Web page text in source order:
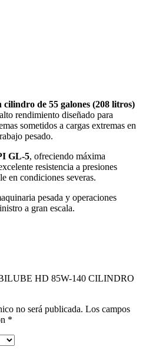
de 55 galones (208 litros)
rendimiento diseñado para
sometidos a cargas extremas en
pesado.
GL-5, ofreciendo máxima
resistencia a presiones
en condiciones severas.
pesada y operaciones
a gran escala.
HD 85W-140 CILINDRO
no será publicada. Los campos
*